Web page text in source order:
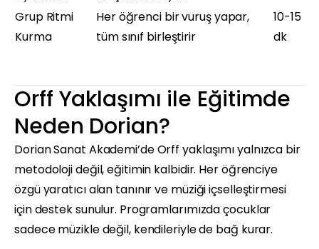
Grup Ritmi
Kurma
Her öğrenci bir vuruş yapar,
tüm sınıf birleştirir
10-15
dk
Orff Yaklaşımı ile Eğitimde
Neden Dorian?
Dorian Sanat Akademi’de Orff yaklaşımı yalnızca bir
metodoloji değil, eğitimin kalbidir. Her öğrenciye
özgü yaratıcı alan tanınır ve müziği içselleştirmesi
için destek sunulur. Programlarımızda çocuklar
sadece müzikle değil, kendileriyle de bağ kurar.